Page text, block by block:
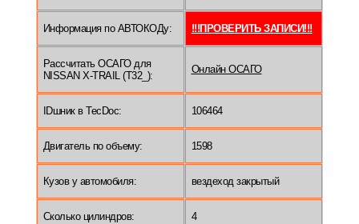
Информация по АВТОКОДу: !!!ПРОВЕРИТЬ ЗАПИСИ!!!
Рассчитать ОСАГО для
NISSAN X-TRAIL (T32_):
Онлайн ОСАГО
IDшник в TecDoc: 106464
Двигатель по объему: 1598
Кузов у автомобиля: вездеход закрытый
Сколько цилиндров: 4